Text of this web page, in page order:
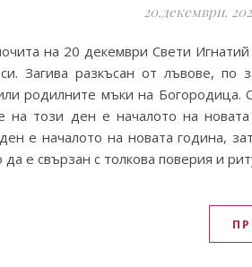
20.декември.
на 20 декември Свети
Загива разкъсан от лъвове,
родилните мъки на Богородица.
на този ден е началото на
е началото на новата година,
да е свързан с толкова поверия и